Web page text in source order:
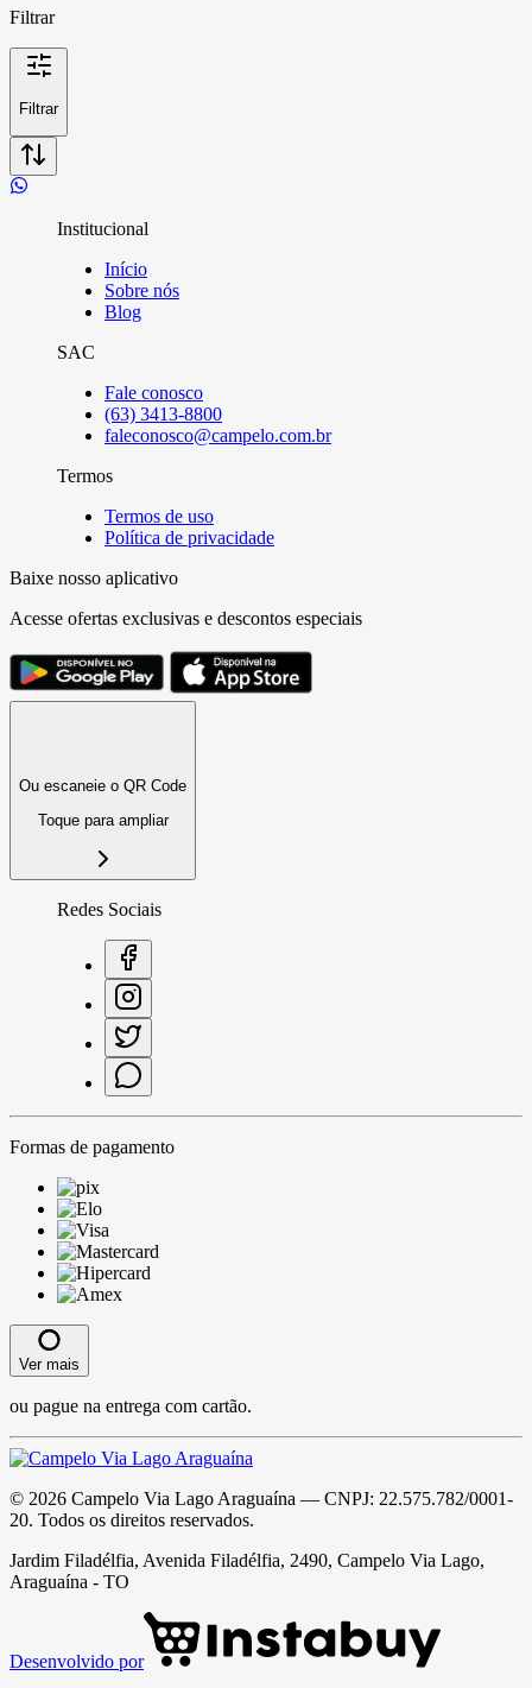
Filtrar
Filtrar
Institucional
Início
Sobre nós
Blog
SAC
Fale conosco
(63) 3413-8800
faleconosco@campelo.com.br
Termos
Termos de uso
Política de privacidade
Baixe nosso aplicativo
Acesse ofertas exclusivas e descontos especiais
Ou escaneie o QR Code
Toque para ampliar
Redes Sociais
Formas de pagamento
Ver mais
ou pague na entrega com cartão.
© 2026 Campelo Via Lago Araguaína — CNPJ: 22.575.782/0001-
20. Todos os direitos reservados.
Jardim Filadélfia, Avenida Filadélfia, 2490, Campelo Via Lago,
Araguaína - TO
Desenvolvido por